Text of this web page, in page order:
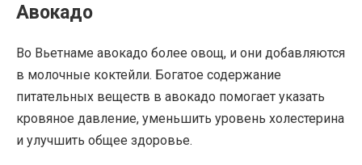
Авокадо
Во Вьетнаме авокадо более овощ, и они добавляются
в молочные коктейли. Богатое содержание
питательных веществ в авокадо помогает указать
кровяное давление, уменьшить уровень холестерина
и улучшить общее здоровье.